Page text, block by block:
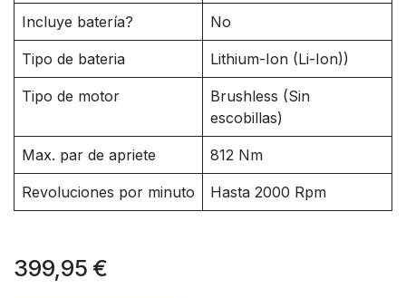
Incluye batería? No
Tipo de bateria Lithium-Ion (Li-Ion))
Tipo de motor
Brushless (Sin
escobillas)
Max. par de apriete 812 Nm
Revoluciones por minuto Hasta 2000 Rpm
399,95 €